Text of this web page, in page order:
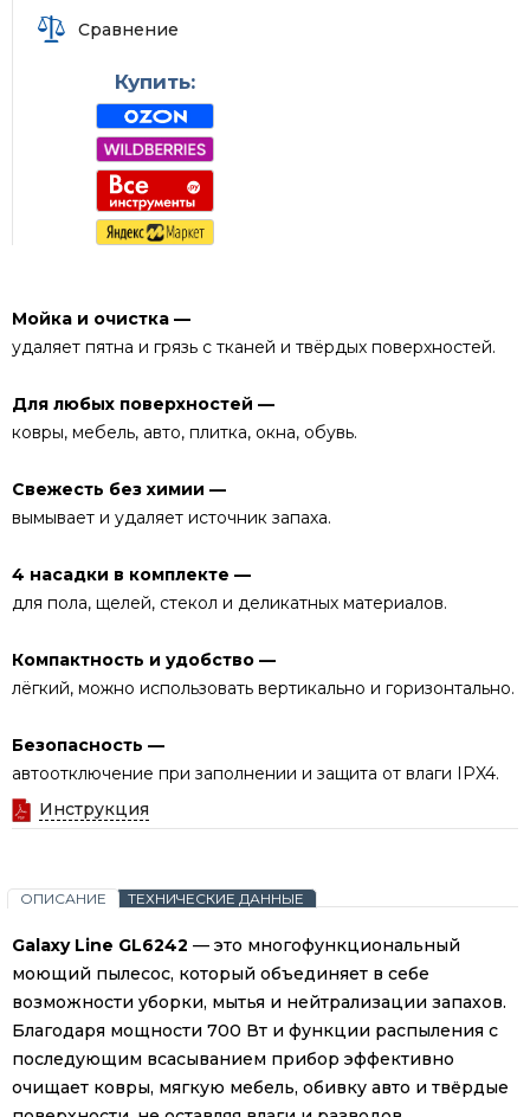
Сравнение
Купить:
Мойка и очистка —
удаляет пятна и грязь с тканей и твёрдых поверхностей.
Для любых поверхностей —
ковры, мебель, авто, плитка, окна, обувь.
Свежесть без химии —
вымывает и удаляет источник запаха.
4 насадки в комплекте —
для пола, щелей, стекол и деликатных материалов.
Компактность и удобство —
лёгкий, можно использовать вертикально и горизонтально.
Безопасность —
автоотключение при заполнении и защита от влаги IPX4.
Инструкция
ОПИСАНИЕ ТЕХНИЧЕСКИЕ ДАННЫЕ
Galaxy Line GL6242 — это многофункциональный
моющий пылесос, который объединяет в себе
возможности уборки, мытья и нейтрализации запахов.
Благодаря мощности 700 Вт и функции распыления с
последующим всасыванием прибор эффективно
очищает ковры, мягкую мебель, обивку авто и твёрдые